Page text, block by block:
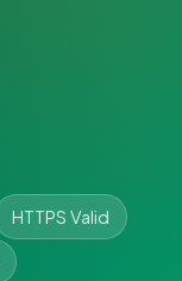
HTTPS Valid